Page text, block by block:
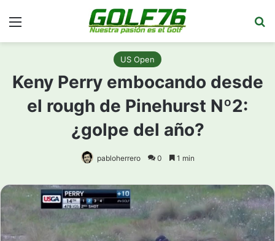
US Open
Keny Perry embocando desde
el rough de Pinehurst Nº2:
¿golpe del año?
pabloherrero 0 1 min